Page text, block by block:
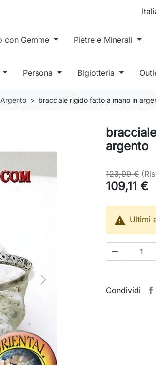
con Gemme Pietre e Minerali
Persona Bigiotteria
bracciale rigido fatto a mano in
Next
argento
123,99 €
109,11 €
 Ultimi

Condividi